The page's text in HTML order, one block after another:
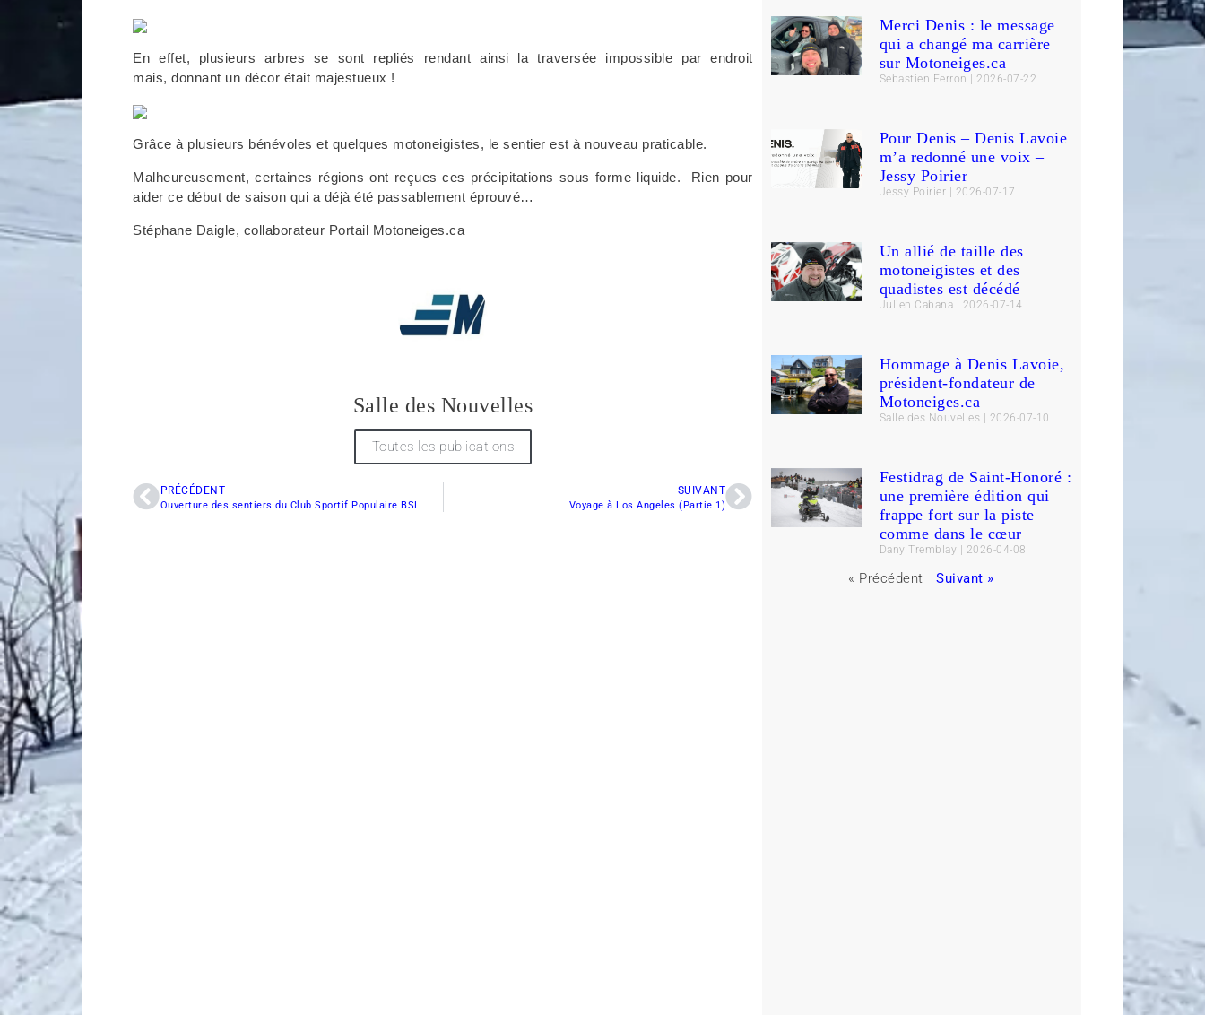
En effet, plusieurs arbres se sont repliés rendant ainsi la traversée impossible par endroit
mais, donnant un décor était majestueux !
Grâce à plusieurs bénévoles et quelques motoneigistes, le sentier est à nouveau praticable.
Malheureusement, certaines régions ont reçues ces précipitations sous forme liquide. Rien pour
aider ce début de saison qui a déjà été passablement éprouvé…
Stéphane Daigle, collaborateur Portail Motoneiges.ca
Salle des Nouvelles
Toutes les publications
PRÉCÉDENT
Ouverture des sentiers du Club Sportif Populaire BSL
SUIVANT
Voyage à Los Angeles (Partie 1)
Merci Denis : le message
qui a changé ma carrière
sur Motoneiges.ca
Sébastien Ferron 2026-07-22
Pour Denis – Denis Lavoie
m’a redonné une voix –
Jessy Poirier
Jessy Poirier 2026-07-17
Un allié de taille des
motoneigistes et des
quadistes est décédé
Julien Cabana 2026-07-14
Hommage à Denis Lavoie,
président-fondateur de
Motoneiges.ca
Salle des Nouvelles 2026-07-10
Festidrag de Saint-Honoré :
une première édition qui
frappe fort sur la piste
comme dans le cœur
Dany Tremblay 2026-04-08
« Précédent Suivant »